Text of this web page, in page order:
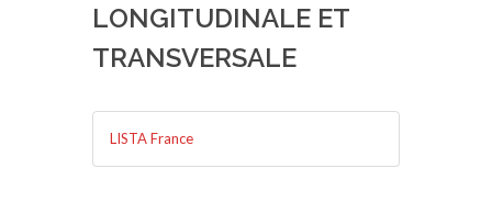
LONGITUDINALE ET
TRANSVERSALE
LISTA France